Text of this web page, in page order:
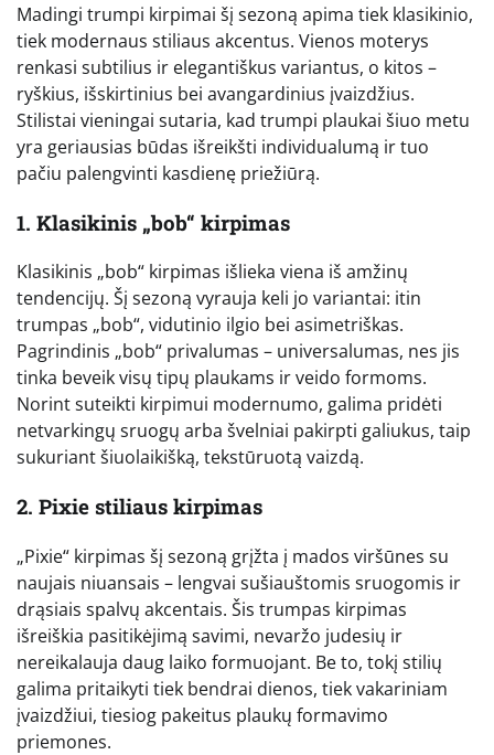
Madingi trumpi kirpimai šį sezoną apima tiek klasikinio,
tiek modernaus stiliaus akcentus. Vienos moterys
renkasi subtilius ir elegantiškus variantus, o kitos –
ryškius, išskirtinius bei avangardinius įvaizdžius.
Stilistai vieningai sutaria, kad trumpi plaukai šiuo metu
yra geriausias būdas išreikšti individualumą ir tuo
pačiu palengvinti kasdienę priežiūrą.
1. Klasikinis „bob“ kirpimas
Klasikinis „bob“ kirpimas išlieka viena iš amžinų
tendencijų. Šį sezoną vyrauja keli jo variantai: itin
trumpas „bob“, vidutinio ilgio bei asimetriškas.
Pagrindinis „bob“ privalumas – universalumas, nes jis
tinka beveik visų tipų plaukams ir veido formoms.
Norint suteikti kirpimui modernumo, galima pridėti
netvarkingų sruogų arba švelniai pakirpti galiukus, taip
sukuriant šiuolaikišką, tekstūruotą vaizdą.
2. Pixie stiliaus kirpimas
„Pixie“ kirpimas šį sezoną grįžta į mados viršūnes su
naujais niuansais – lengvai sušiauštomis sruogomis ir
drąsiais spalvų akcentais. Šis trumpas kirpimas
išreiškia pasitikėjimą savimi, nevaržo judesių ir
nereikalauja daug laiko formuojant. Be to, tokį stilių
galima pritaikyti tiek bendrai dienos, tiek vakariniam
įvaizdžiui, tiesiog pakeitus plaukų formavimo
priemones.